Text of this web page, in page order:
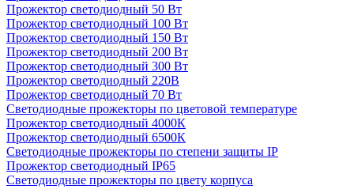
Прожектор светодиодный 50 Вт
Прожектор светодиодный 100 Вт
Прожектор светодиодный 150 Вт
Прожектор светодиодный 200 Вт
Прожектор светодиодный 300 Вт
Прожектор светодиодный 220В
Прожектор светодиодный 70 Вт
Светодиодные прожекторы по цветовой температуре
Прожектор светодиодный 4000К
Прожектор светодиодный 6500К
Светодиодные прожекторы по степени защиты IP
Прожектор светодиодный IP65
Светодиодные прожекторы по цвету корпуса